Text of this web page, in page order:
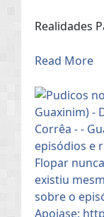
Realidades
Read More